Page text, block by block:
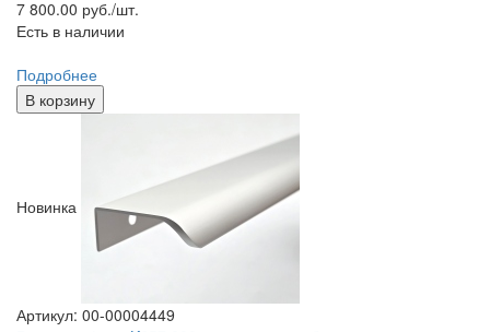
7 800.00 руб./шт.
Есть в наличии
Подробнее
В корзину
Новинка
Артикул: 00-00004449